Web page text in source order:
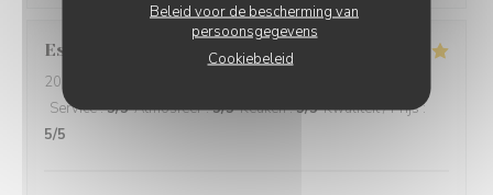
Beleid voor de bescherming van
persoonsgegevens
Cookiebeleid
Estelle
2026-08-01
Service:5/5 Atmosfeer:5/5 Keuken:5/5 Kwaliteit / Prijs:
5/5